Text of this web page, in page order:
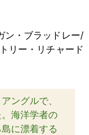
ン・ブラッドレー/
リー・リチャード
ングルで、
海洋学者の
に漂着する